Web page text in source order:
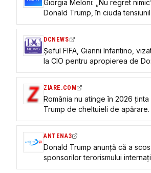
Giorgia Meloni: „Nu regret
Donald Trump, în ciuda
crede în unitatea Occidentului
DCNEWS
Șeful FIFA, Gianni Infantino,
la CIO pentru apropierea de
ZIARE.COM
România nu atinge în 2026 ținta
Trump de cheltuieli de apărare.
recunoaște la summitul NATO
ANTENA3
Donald Trump anunță că a
sponsorilor terorismului
întâlnire cu Ahmed al-Shara